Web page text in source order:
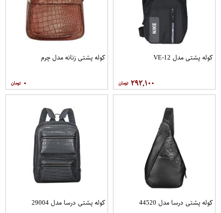
کوله پشتی مدل VE-12
۲۹۲,۱۰۰
کوله پشتی زنانه مدل چرم
۰
کوله پشتی درسا مدل 44520 کوله پشتی درسا مدل 29004